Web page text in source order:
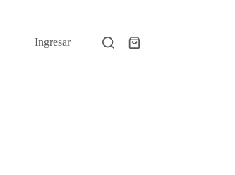
Ingresar
Shopping